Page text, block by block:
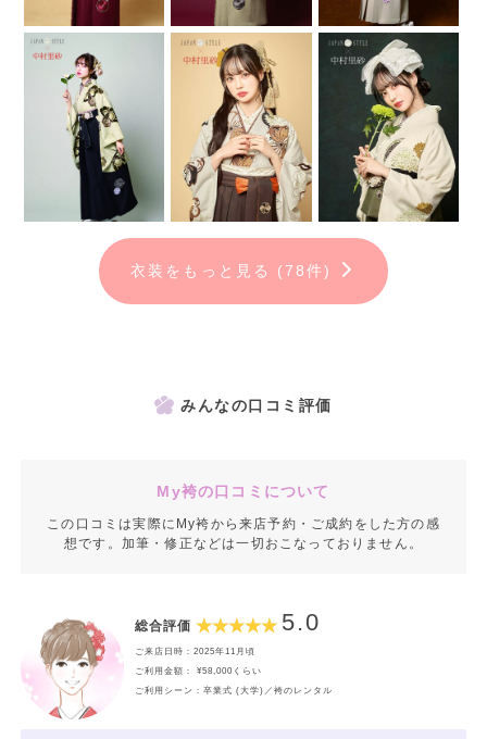
衣装をもっと見る (78件)
みんなの口コミ評価
My袴の口コミについて
この口コミは実際にMy袴から来店予約・ご成約をした方の感
想です。加筆・修正などは一切おこなっておりません。
総合評価 5.0
ご来店日時：2025年11月頃
ご利用金額： ¥58,000くらい
ご利用シーン：卒業式 (大学)／袴のレンタル